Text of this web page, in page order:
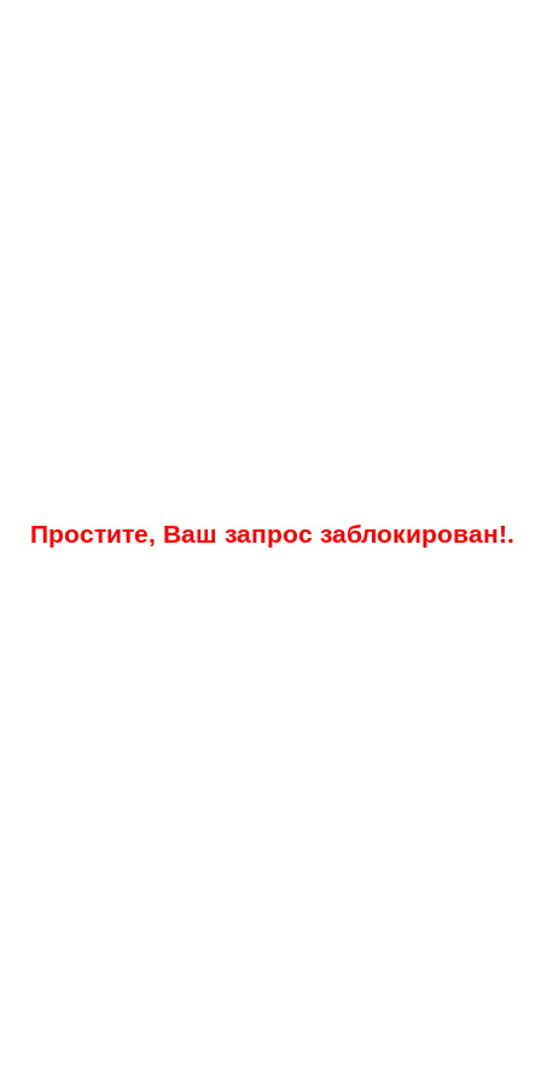
Простите, Ваш запрос заблокирован!.